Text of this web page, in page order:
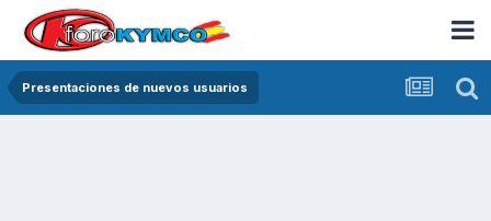
Presentaciones de nuevos usuarios